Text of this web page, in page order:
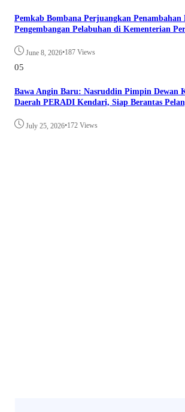
Pemkab Bombana Perjuangkan Penambahan
Pengembangan Pelabuhan di Kementerian
June 8, 2026•187 Views
05
Bawa Angin Baru: Nasruddin Pimpin Dewan
Daerah PERADI Kendari, Siap Berantas
July 25, 2026•172 Views